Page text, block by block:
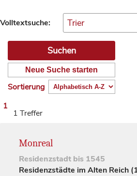
Volltextsuche:
Neue Suche starten
Sortierung
1
1 Treffer
Monreal
Residenzstadt bis 1545
Residenzstädte im Alten Reich